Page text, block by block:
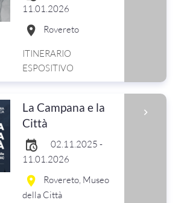
11.01.2026
Rovereto
ITINERARIO
ESPOSITIVO
La Campana e la
Città
02.11.2025 -
11.01.2026
Rovereto, Museo
della Città